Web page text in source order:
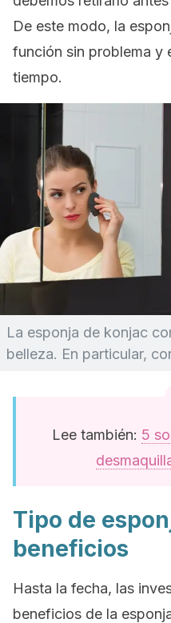
De este modo, la
función sin problema y
tiempo.
La esponja de konjac
belleza. En particular,
Lee también: 5
Tipo de
beneficios
Hasta la fecha, las
beneficios de la